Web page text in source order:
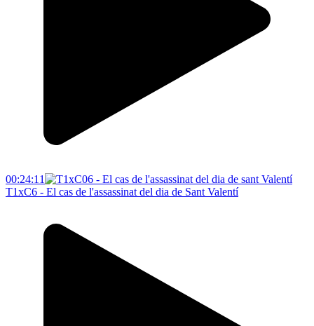
00:24:11
T1xC6 - El cas de l'assassinat del dia de Sant Valentí